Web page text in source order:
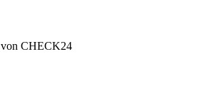
von CHECK24